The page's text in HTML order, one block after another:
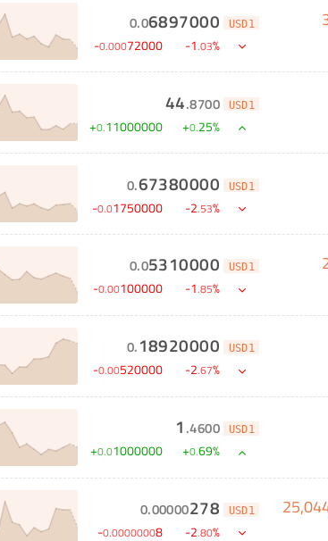
0.06897000 USD1
-0.00072000 -1.03%
44.8700 USD1
+0.11000000 +0.25%
0.67380000 USD1
-0.01750000 -2.53%
0.05310000 USD1
-0.00100000 -1.85%
0.18920000 USD1
-0.00520000 -2.67%
1 .4600 USD1
+0.01000000 +0.69%
0.00000278 USD1
-0.00000008 -2.80%